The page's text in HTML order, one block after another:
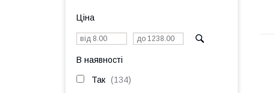
Ціна
В наявності
Так 134